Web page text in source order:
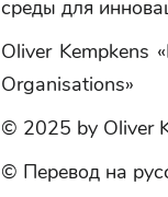
среды для
Oliver Kempkens
Organisations»
© 2025 by Oliver
© Перевод на